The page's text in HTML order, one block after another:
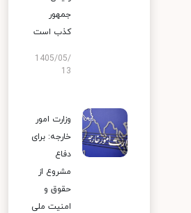
جمهور
کذب است
1405/05/
13
وزارت امور
خارجه: برای
دفاع
مشروع از
حقوق و
امنیت ملی